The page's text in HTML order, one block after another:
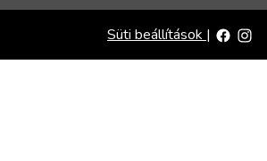
Süti beállítások |